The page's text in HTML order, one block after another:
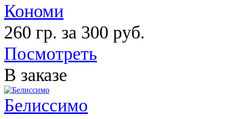
Кономи
260 гр. за 300 руб.
Посмотреть
В заказе
Белиссимо